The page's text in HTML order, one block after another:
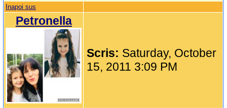
Inapoi sus
Petronella
Scris: Saturday, October
15, 2011 3:09 PM